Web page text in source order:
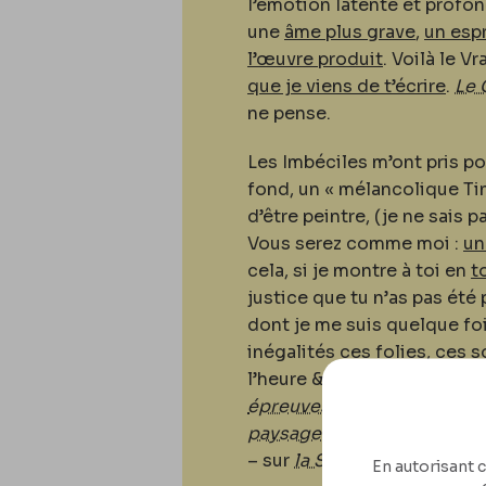
l’émotion latente et
une âme plus grave, un
l’œuvre produit. Voilà le
que je viens de t’écrire. Le
ne pense.
Les Imbéciles m’ont pris
fond, un « mélancolique
d’être peintre, (je ne sais
Vous serez comme moi :
cela, si je montre à toi en
justice que tu n’as pas
dont je me suis quelque
inégalités ces folies, ces
l’heure & je
épreuves
, tu as touché
paysage au rouleau
– sur la Sieste & ces
En autorisant